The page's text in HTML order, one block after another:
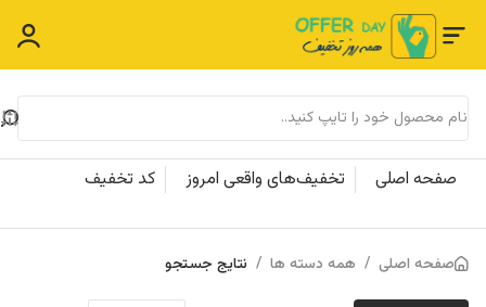
صفحه اصلی تخفیف‌های واقعی امروز کد تخفیف
صفحه اصلی / همه دسته ها / نتایج جستجو